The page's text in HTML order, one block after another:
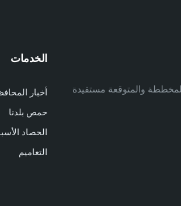
والمتوقعة مستفيدة
الخدمات
أخبار
حمص بلدنا
الحصاد
التعاميم